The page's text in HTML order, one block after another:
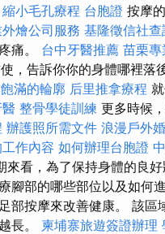
小毛孔療程 台胞證 按摩
燴公司服務 基隆徵信社查
痛。 台中牙醫推薦 苗栗專
，告訴你你的身體哪裡落
滿的輪廓 后里推拿療程
整骨學徒訓練 更多時候
辦護照所需文件 浪漫戶外
作內容 如何辦理台胞證
看，為了保持身體的良好
腳部的哪些部位以及如何
部按摩來改善健康。 該
長。 柬埔寨旅遊簽證辦理